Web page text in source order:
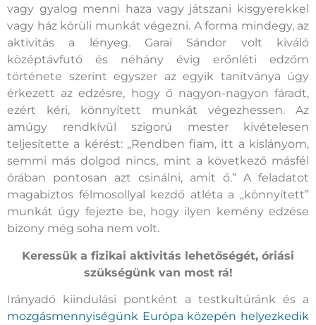
vagy gyalog menni haza vagy játszani kisgyerekkel
vagy ház körüli munkát végezni. A forma mindegy, az
aktivitás a lényeg. Garai Sándor volt kiváló
középtávfutó és néhány évig erőnléti edzőm
története szerint egyszer az egyik tanítványa úgy
érkezett az edzésre, hogy ő nagyon-nagyon fáradt,
ezért kéri, könnyített munkát végezhessen. Az
amúgy rendkívül szigorú mester kivételesen
teljesítette a kérést: „Rendben fiam, itt a kislányom,
semmi más dolgod nincs, mint a következő másfél
órában pontosan azt csinálni, amit ő.” A feladatot
magabiztos félmosollyal kezdő atléta a „könnyített”
munkát úgy fejezte be, hogy ilyen kemény edzése
bizony még soha nem volt.
Keressük a fizikai aktivitás lehetőségét, óriási
szükségünk van most rá!
Irányadó kiindulási pontként a testkultúránk és a
mozgásmennyiségünk Európa közepén helyezkedik